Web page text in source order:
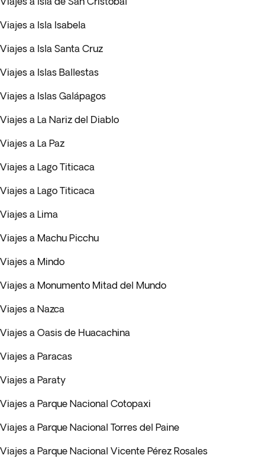
Viajes a Isla Isabela
Viajes a Isla Santa Cruz
Viajes a Islas Ballestas
Viajes a Islas Galápagos
Viajes a La Nariz del Diablo
Viajes a La Paz
Viajes a Lago Titicaca
Viajes a Lago Titicaca
Viajes a Lima
Viajes a Machu Picchu
Viajes a Mindo
Viajes a Monumento Mitad del Mundo
Viajes a Nazca
Viajes a Oasis de Huacachina
Viajes a Paracas
Viajes a Paraty
Viajes a Parque Nacional Cotopaxi
Viajes a Parque Nacional Torres del Paine
Viajes a Parque Nacional Vicente Pérez Rosales